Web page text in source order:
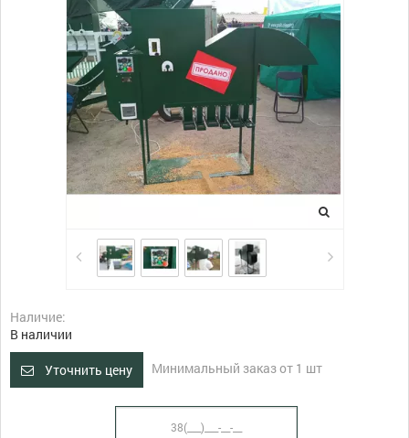
Наличие:
В наличии
Уточнить цену Минимальный заказ от 1 шт